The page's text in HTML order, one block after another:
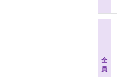
全
員